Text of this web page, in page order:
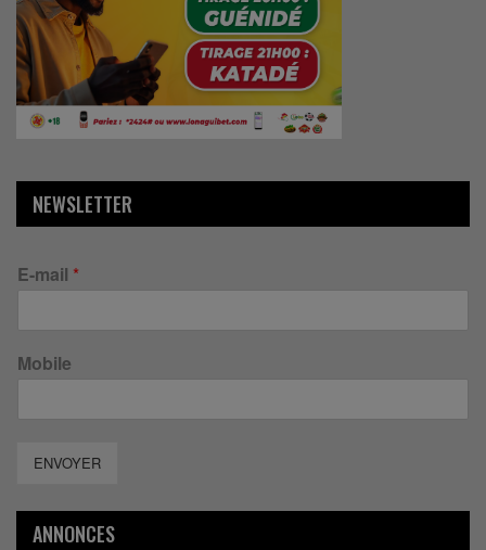
NEWSLETTER
E-mail *
Mobile
ENVOYER
ANNONCES